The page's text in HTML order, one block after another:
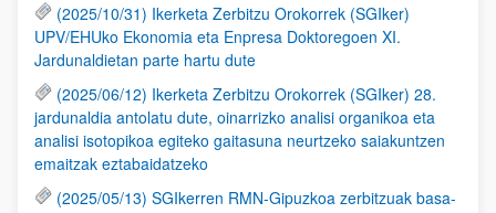
(2025/10/31) Ikerketa Zerbitzu Orokorrek (SGIker)
UPV/EHUko Ekonomia eta Enpresa Doktoregoen XI.
Jardunaldietan parte hartu dute
(2025/06/12) Ikerketa Zerbitzu Orokorrek (SGIker) 28.
jardunaldia antolatu dute, oinarrizko analisi organikoa eta
analisi isotopikoa egiteko gaitasuna neurtzeko saiakuntzen
emaitzak eztabaidatzeko
(2025/05/13) SGIkerren RMN-Gipuzkoa zerbitzuak basa-